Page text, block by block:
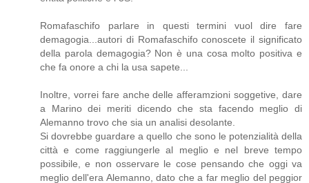
Romafaschifo parlare in questi termini vuol dire fare
demagogia...autori di Romafaschifo conoscete il significato
della parola demagogia? Non è una cosa molto positiva e
che fa onore a chi la usa sapete...
Inoltre, vorrei fare anche delle afferamzioni soggetive, dare
a Marino dei meriti dicendo che sta facendo meglio di
Alemanno trovo che sia un analisi desolante.
Si dovrebbe guardare a quello che sono le potenzialità della
città e come raggiungerle al meglio e nel breve tempo
possibile, e non osservare le cose pensando che oggi va
meglio dell'era Alemanno, dato che a far meglio del peggior